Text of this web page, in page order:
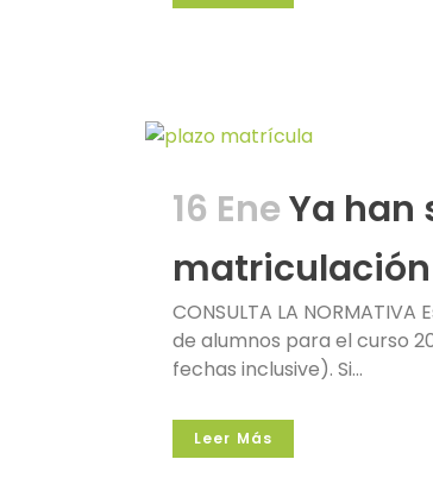
16 EneYa han
CONSULTA LA
de alumnos para el curso
fechas inclusive). Si...
Leer Más